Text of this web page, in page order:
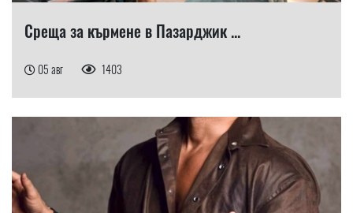
Среща за кърмене в Пазарджик ...
05 авг 1403